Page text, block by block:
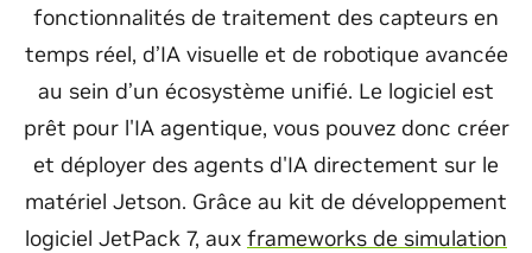
fonctionnalités de traitement des capteurs en
temps réel, d’IA visuelle et de robotique avancée
au sein d’un écosystème unifié. Le logiciel est
prêt pour l'IA agentique, vous pouvez donc créer
et déployer des agents d'IA directement sur le
matériel Jetson. Grâce au kit de développement
logiciel JetPack 7, aux frameworks de simulation